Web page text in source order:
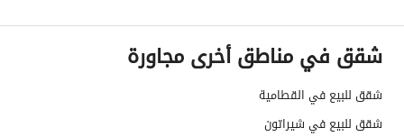
شقق في مناطق أخرى مجاورة
شقق للبيع في القطامية
شقق للبيع في شيراتون